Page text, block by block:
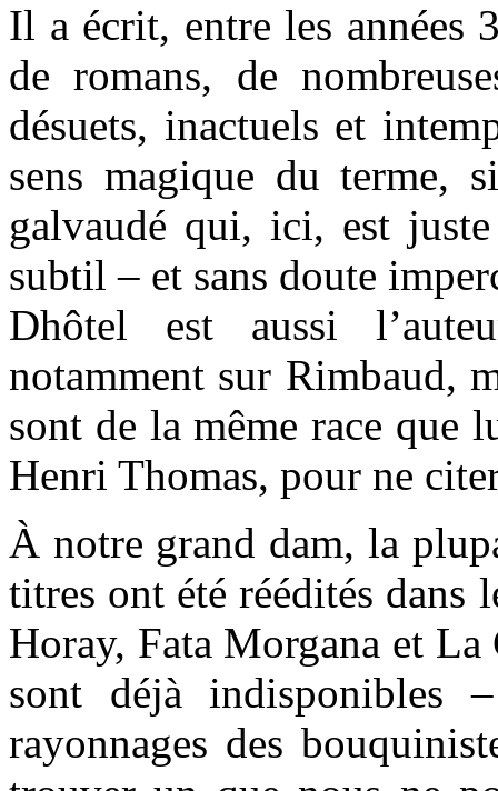
Il a écrit, entre les années
de romans, de
désuets, inactuels et
sens magique du terme,
galvaudé qui, ici, est
subtil – et sans doute
Dhôtel est aussi
notamment sur Rimbaud,
sont de la même race que
Henri Thomas, pour ne
À notre grand dam, la
titres ont été réédités dans
Horay, Fata Morgana et
sont déjà indisponibles
rayonnages des